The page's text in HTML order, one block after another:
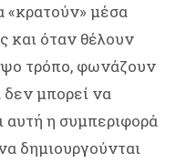
μέσα
και όταν θέλουν
τρόπο, φωνάζουν
δεν μπορεί να
αυτή η συμπεριφορά
δημιουργούνται